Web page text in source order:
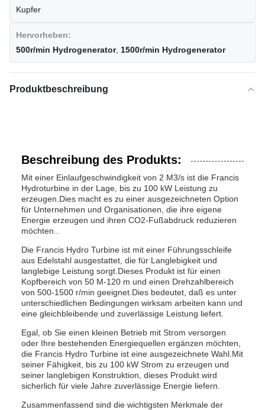
Kupfer
Hervorheben:
500r/min Hydrogenerator, 1500r/min Hydrogenerator
Produktbeschreibung
Beschreibung des Produkts:
Mit einer Einlaufgeschwindigkeit von 2 M3/s ist die Francis
Hydroturbine in der Lage, bis zu 100 kW Leistung zu
erzeugen.Dies macht es zu einer ausgezeichneten Option
für Unternehmen und Organisationen, die ihre eigene
Energie erzeugen und ihren CO2-Fußabdruck reduzieren
möchten..
Die Francis Hydro Turbine ist mit einer Führungsschleife
aus Edelstahl ausgestattet, die für Langlebigkeit und
langlebige Leistung sorgt.Dieses Produkt ist für einen
Kopfbereich von 50 M-120 m und einen Drehzahlbereich
von 500-1500 r/min geeignet.Dies bedeutet, daß es unter
unterschiedlichen Bedingungen wirksam arbeiten kann und
eine gleichbleibende und zuverlässige Leistung liefert.
Egal, ob Sie einen kleinen Betrieb mit Strom versorgen
oder Ihre bestehenden Energiequellen ergänzen möchten,
die Francis Hydro Turbine ist eine ausgezeichnete Wahl.Mit
seiner Fähigkeit, bis zu 100 kW Strom zu erzeugen und
seiner langlebigen Konstruktion, dieses Produkt wird
sicherlich für viele Jahre zuverlässige Energie liefern.
Zusammenfassend sind die wichtigsten Merkmale der